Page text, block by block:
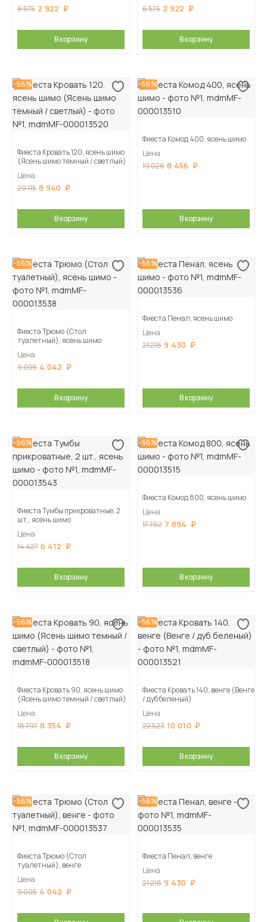
6 575 2 922
В корзину
6 575 2 922
В корзину
-56%
Фиеста Кровать 120, ясень шимо
(Ясень шимо темный / светлый)
Цена
20 115 8 940
В корзину
-56%
Фиеста Комод 400, ясень шимо
Цена
19 026 8 456
В корзину
-56%
Фиеста Трюмо (Стол
туалетный), ясень шимо
Цена
9 095 4 042
В корзину
-56%
Фиеста Пенал, ясень шимо
Цена
21 218 9 430
В корзину
-56%
Фиеста Тумбы прикроватные, 2
шт., ясень шимо
Цена
14 427 6 412
В корзину
-56%
Фиеста Комод 800, ясень шимо
Цена
17 762 7 894
В корзину
-56%
Фиеста Кровать 90, ясень шимо
(Ясень шимо темный / светлый)
Цена
18 797 8 354
В корзину
-56%
Фиеста Кровать 140, венге (Венге
/ дуб беленый)
Цена
22 523 10 010
В корзину
-56%
Фиеста Трюмо (Стол
туалетный), венге
Цена
9 095 4 042
-56%
Фиеста Пенал, венге
Цена
21 218 9 430